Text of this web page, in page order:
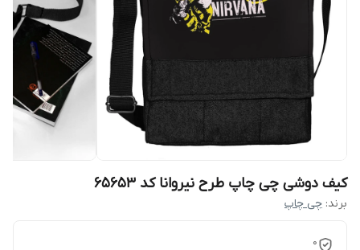
کیف دوشی چی چاپ طرح نیروانا کد 65653
برند: چی چاپ
0